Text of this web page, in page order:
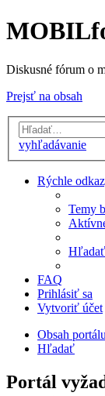
Diskusné fórum o
Prejsť na obsah
vyhľadávanie
Rýchle
Temy
Hľadať
FAQ
Prihlásiť sa
Vytvoriť účet
Obsah
Hľadať
Portál